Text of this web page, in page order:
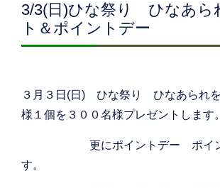
3/3(日)ひな祭り ひなあら
ト＆ポイントデー
３月３日(日) ひな祭り ひなあられを
様１個を３００名様プレゼントします。
更にポイントデー ポイント
す。